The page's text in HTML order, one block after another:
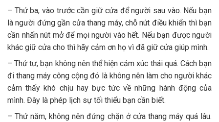
– Thứ ba, vào trước cần giữ cửa để người sau vào. Nếu bạn
là người đứng gần cửa thang máy, chỗ nút điều khiển thì bạn
cần nhấn nút mở để mọi người vào hết. Nếu bạn được người
khác giữ cửa cho thì hãy cảm ơn họ vì đã giữ cửa giúp mình.
– Thứ tư, bạn không nên thể hiện cảm xúc thái quá. Cách bạn
đi thang máy công cộng đó là không nên làm cho người khác
cảm thấy khó chịu hay bực tức về những hành động của
mình. Đây là phép lịch sự tối thiểu bạn cần biết.
– Thứ năm, không nên đứng chặn ở cửa thang máy quá lâu.